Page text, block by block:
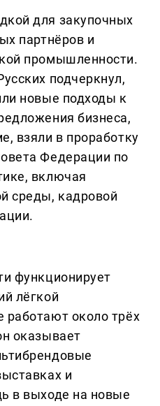
для закупочных
партнёров и
промышленности.
подчеркнул,
новые подходы к
бизнеса,
взяли в проработку
Федерации по
включая
среды, кадровой
функционирует
лёгкой
около трёх
оказывает
и
в выходе на новые